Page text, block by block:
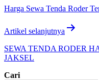
Harga Sewa Tenda Roder
Artikel selanjutnya
SEWA TENDA RODER
JAKSEL
Cari